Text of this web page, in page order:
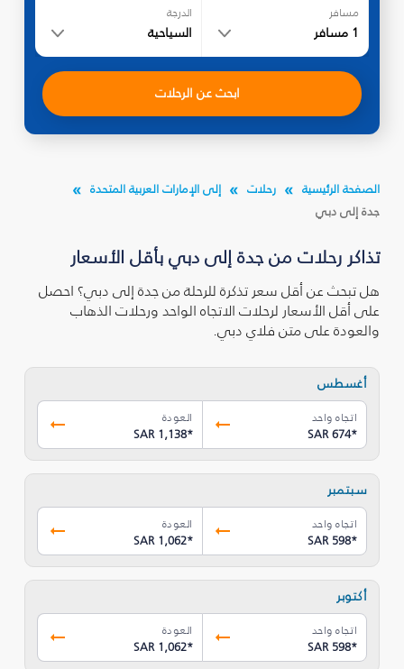
مسافر
1 مسافر
الدرجة
السياحية
ابحث عن الرحلات
الصفحة الرئيسية رحلات
إلى الإمارات العربية المتحدة
جدة إلى دبي
تذاكر رحلات من جدة إلى دبي بأقل الأسعار
هل تبحث عن أقل سعر تذكرة للرحلة من جدة إلى دبي؟ احصل
على أقل الأسعار لرحلات الاتجاه الواحد ورحلات الذهاب
والعودة على متن فلاي دبي.
أغسطس
اتجاه واحد
SAR 674*
العودة
SAR 1,138*
سبتمبر
اتجاه واحد
SAR 598*
العودة
SAR 1,062*
أكتوبر
اتجاه واحد
SAR 598*
العودة
SAR 1,062*